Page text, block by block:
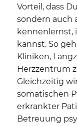
Vorteil, dass
sondern auch
kennenlernst,
kannst. So
Kliniken,
Herzzentrum
Gleichzeitig
somatischen
erkrankter
Betreuung